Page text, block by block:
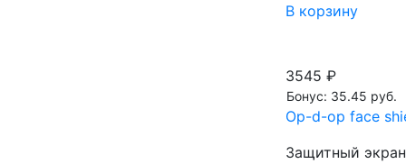
В корзину
3545 ₽
Бонус: 35.45 руб.
Op-d-op face
Защитный